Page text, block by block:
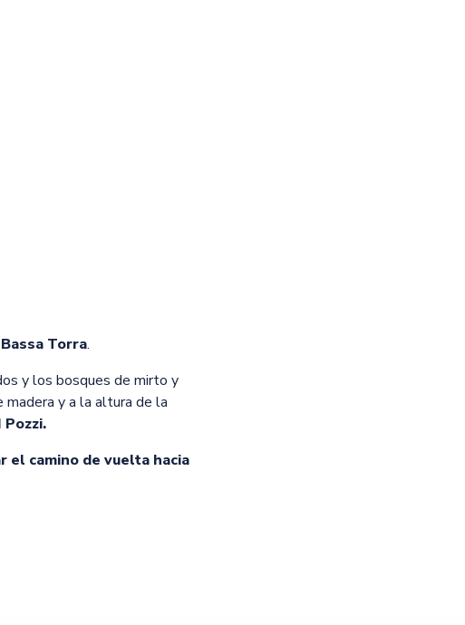
Torra.
y los bosques de mirto y
madera y a la altura de la
el camino de vuelta hacia